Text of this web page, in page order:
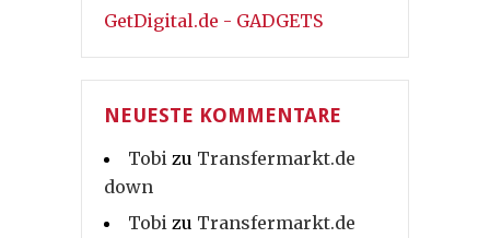
GetDigital.de - GADGETS
NEUESTE KOMMENTARE
Tobi zu Transfermarkt.de
down
Tobi zu Transfermarkt.de